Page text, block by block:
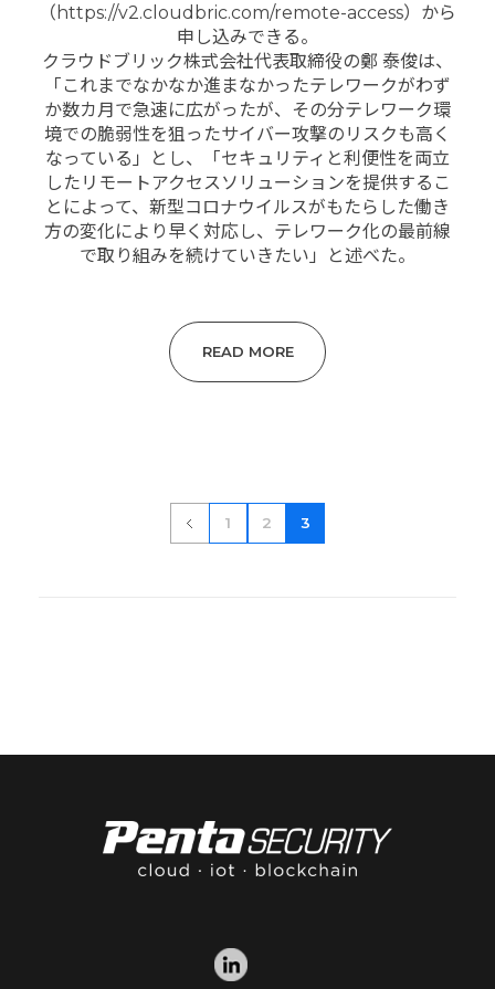
（https://v2.cloudbric.com/remote-access）から
申し込みできる。
クラウドブリック株式会社代表取締役の鄭 泰俊は、
「これまでなかなか進まなかったテレワークがわず
か数カ月で急速に広がったが、その分テレワーク環
境での脆弱性を狙ったサイバー攻撃のリスクも高く
なっている」とし、「セキュリティと利便性を両立
したリモートアクセスソリューションを提供するこ
とによって、新型コロナウイルスがもたらした働き
方の変化により早く対応し、テレワーク化の最前線
で取り組みを続けていきたい」と述べた。
READ MORE
1 2 3